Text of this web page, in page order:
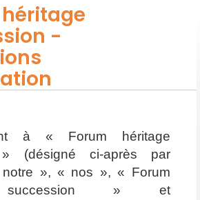
-
à « Forum héritage
» (désigné ci-après par
», « nos », « Forum
succession » et